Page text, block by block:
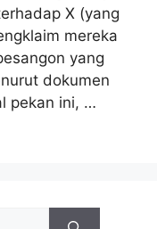
X (yang
mereka
yang
dokumen
pekan ini, …